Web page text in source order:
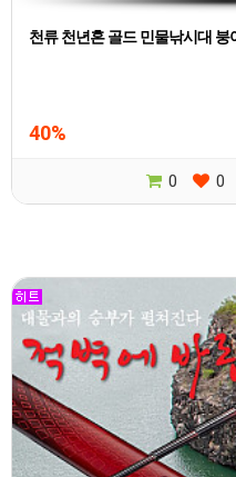
천류 천년혼 골드 민물낚시대 붕
40%
0 0